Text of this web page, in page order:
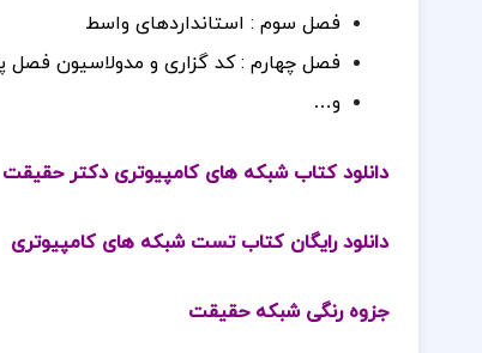
فصل سوم : استانداردهای واسط
فصل چهارم : کد گزاری و مدولاسیون فصل
و…
دانلود کتاب شبکه های کامپیوتری دکتر حقیقت
دانلود رایگان کتاب تست شبکه های کامپیوتری
جزوه رنگی شبکه حقیقت